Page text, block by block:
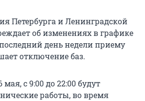
Петербурга и Ленинградской
об изменениях в графике
день недели приему
отключение баз.
мая, с 9:00 до 22:00 будут
работы, во время